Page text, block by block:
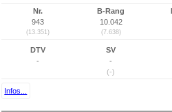
Nr.
943
(13.351)
B-Rang
10.042
(7.638)
DTV
-
SV
-
(-)
Infos...